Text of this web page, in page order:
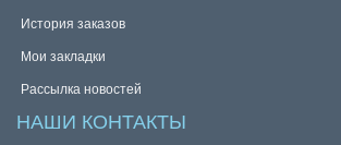
История заказов
Мои закладки
Рассылка новостей
НАШИ КОНТАКТЫ